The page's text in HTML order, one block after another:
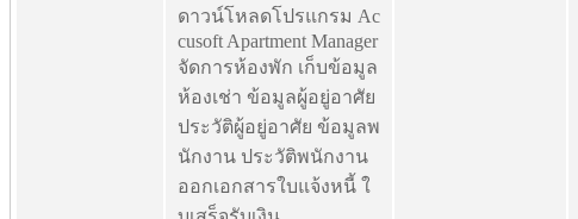
ดาวน์โหลดโปรแกรม Ac
cusoft Apartment Manager
จัดการห้องพัก เก็บข้อมูล
ห้องเช่า ข้อมูลผู้อยู่อาศัย
ประวัติผู้อยู่อาศัย ข้อมูลพ
นักงาน ประวัติพนักงาน
ออกเอกสารใบแจ้งหนี้ ใ